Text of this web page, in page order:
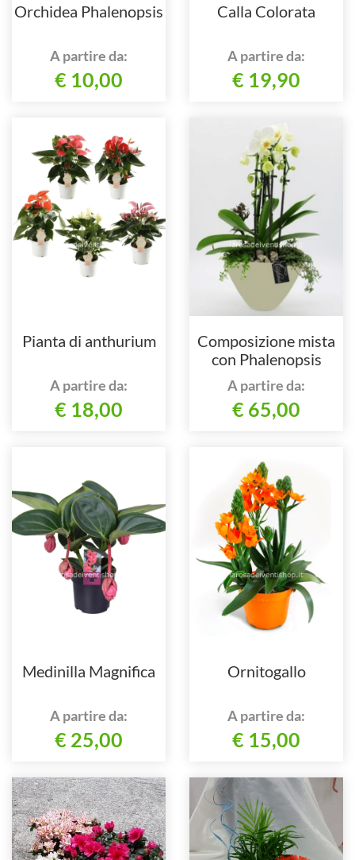
Orchidea Phalenopsis
A partire da:
€ 10,00
Calla Colorata
A partire da:
€ 19,90
Pianta di anthurium
A partire da:
€ 18,00
Composizione mista
con Phalenopsis
A partire da:
€ 65,00
Medinilla Magnifica
A partire da:
€ 25,00
Ornitogallo
A partire da:
€ 15,00